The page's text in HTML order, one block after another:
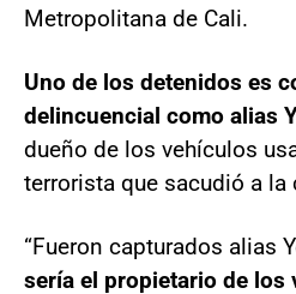
Metropolitana de Cali.
Uno de los detenidos es
delincuencial como alias
dueño de los vehículos
terrorista que sacudió a la
“Fueron capturados alias
sería el propietario de los